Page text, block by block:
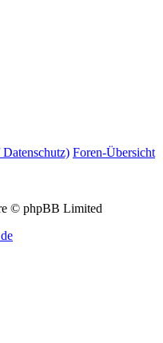
Foren-Übersicht
© phpBB Limited